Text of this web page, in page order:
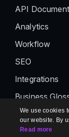
API
Analytics
Workflow
SEO
Integrations
Business
Ticket
Drive
We use cookies
our website. By
Read more